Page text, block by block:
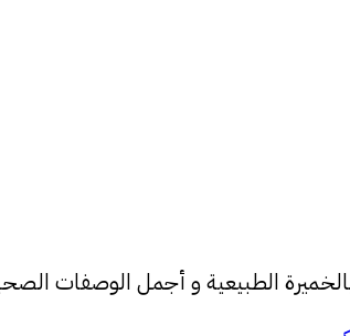
الطبيعية و أجمل الوصفات